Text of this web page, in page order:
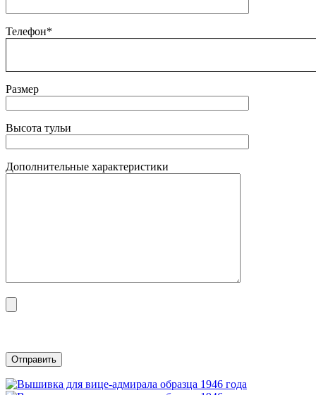
Телефон*
Размер
Высота тульи
Дополнительные характеристики